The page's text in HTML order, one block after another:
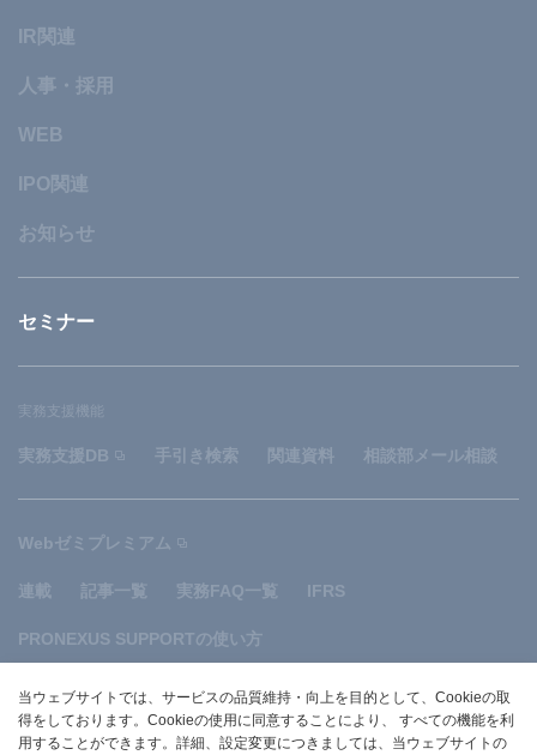
IR関連
人事・採用
WEB
IPO関連
お知らせ
セミナー
実務支援機能
実務支援DB 手引き検索 関連資料 相談部メール相談
Webゼミプレミアム
連載 記事一覧 実務FAQ一覧 IFRS
PRONEXUS SUPPORTの使い方
サイトマップ 規約 関連リンク お問い合わせ
当ウェブサイトでは、サービスの品質維持・向上を目的として、Cookieの取
得をしております。Cookieの使用に同意することにより、 すべての機能を利
用することができます。詳細、設定変更につきましては、当ウェブサイトの